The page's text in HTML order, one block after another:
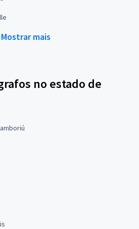
Mostrar mais
no estado de